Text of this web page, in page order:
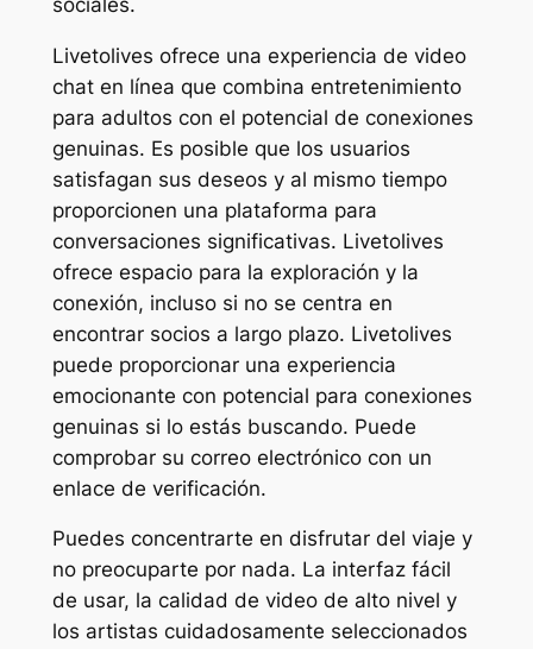
Livetolives ofrece una experiencia de video
chat en línea que combina entretenimiento
para adultos con el potencial de conexiones
genuinas. Es posible que los usuarios
satisfagan sus deseos y al mismo tiempo
proporcionen una plataforma para
conversaciones significativas. Livetolives
ofrece espacio para la exploración y la
conexión, incluso si no se centra en
encontrar socios a largo plazo. Livetolives
puede proporcionar una experiencia
emocionante con potencial para conexiones
genuinas si lo estás buscando. Puede
comprobar su correo electrónico con un
enlace de verificación.
Puedes concentrarte en disfrutar del viaje y
no preocuparte por nada. La interfaz fácil
de usar, la calidad de video de alto nivel y
los artistas cuidadosamente seleccionados